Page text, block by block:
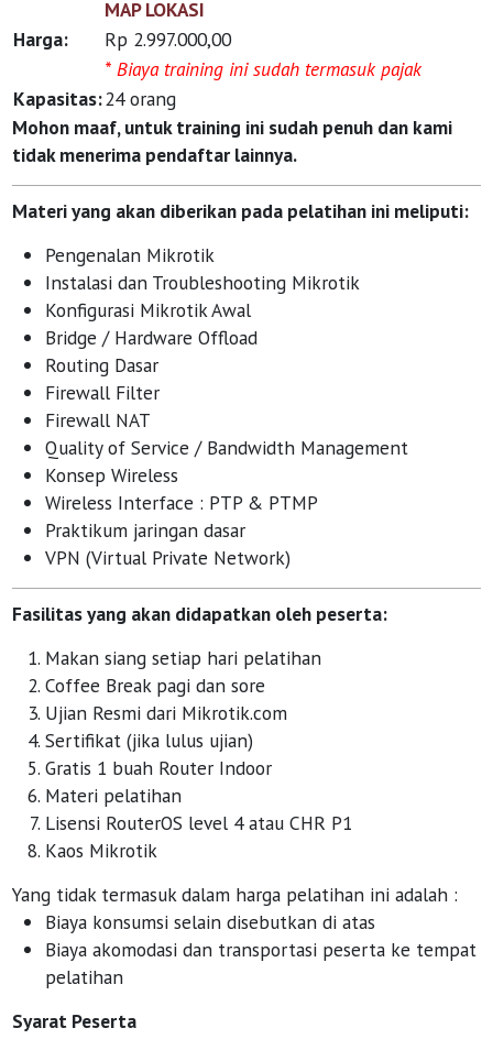
MAP LOKASI
Harga:
Rp 2.997.000,00
* Biaya training ini sudah termasuk pajak
Kapasitas:24 orang
Mohon maaf, untuk training ini sudah penuh dan kami
tidak menerima pendaftar lainnya.
Materi yang akan diberikan pada pelatihan ini meliputi:
Pengenalan Mikrotik
Instalasi dan Troubleshooting Mikrotik
Konfigurasi Mikrotik Awal
Bridge / Hardware Offload
Routing Dasar
Firewall Filter
Firewall NAT
Quality of Service / Bandwidth Management
Konsep Wireless
Wireless Interface : PTP & PTMP
Praktikum jaringan dasar
VPN (Virtual Private Network)
Fasilitas yang akan didapatkan oleh peserta:
Makan siang setiap hari pelatihan
Coffee Break pagi dan sore
Ujian Resmi dari Mikrotik.com
Sertifikat (jika lulus ujian)
Gratis 1 buah Router Indoor
Materi pelatihan
Lisensi RouterOS level 4 atau CHR P1
Kaos Mikrotik
Yang tidak termasuk dalam harga pelatihan ini adalah :
Biaya konsumsi selain disebutkan di atas
Biaya akomodasi dan transportasi peserta ke tempat
pelatihan
Syarat Peserta